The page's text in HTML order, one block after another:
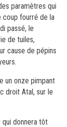
paramètres qui
fourré de la
passé, le
de tuiles,
cause de pépins
un onze pimpant
droit Atal, sur le
qui donnera tôt